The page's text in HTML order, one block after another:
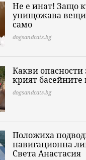
Не е инат! Защо
унищожава вещи,
само
dogsandcats.bg
Какви
крият басейните
dogsandcats.bg
Положиха
навигационна
Света Анастасия